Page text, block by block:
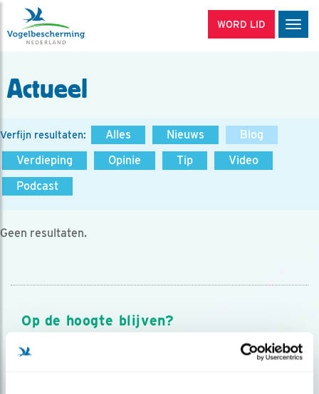
WORD LID
Actueel
Verfijn resultaten: Alles Nieuws
Blog
Verdieping
Opinie Tip
Video
Podcast
Geen resultaten.
Op de hoogte blijven?
Meld je aan en ontvang nieuws, inspiratie, acties en tips
over vogels en activiteiten van Vogelbescherming.